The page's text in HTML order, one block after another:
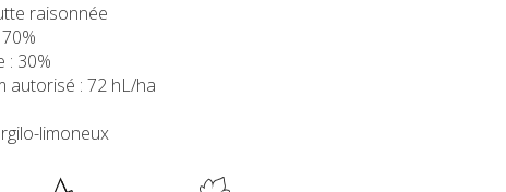
raisonnée
: 30%
autorisé : 72 hL/ha
limoneux